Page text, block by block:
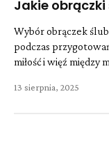
Jakie
Wybór obrączek
podczas
miłość i więź między
13 sierpnia, 2025